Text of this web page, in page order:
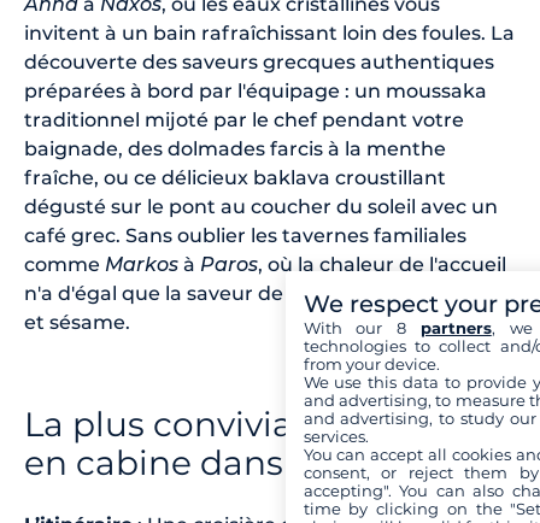
invitent à un bain rafraîchissant loin des foules. La
découverte des saveurs grecques authentiques
préparées à bord par l'équipage : un moussaka
traditionnel mijoté par le chef pendant votre
baignade, des dolmades farcis à la menthe
fraîche, ou ce délicieux baklava croustillant
dégusté sur le pont au coucher du soleil avec un
café grec. Sans oublier les tavernes familiales
comme Markos à Paros, où la chaleur de l'accueil
n'a d'égal que la saveur de leur saganaki au miel
et sésame.
La plus conviviale : croisière
en cabine dans les Sporades
We respect your
With our 8 partners, we
technologies to collect
from your device.
We use this data to provide
and advertising, to measure
and advertising, to study
services.
You can accept all cookies
consent, or reject them
accepting". You can also
time by clicking on the